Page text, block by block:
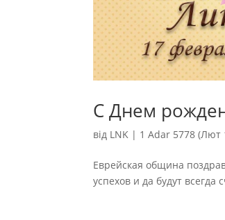
С Днем
від LNK | 1 Adar 5778 (Лют
Еврейская община
успехов и да будут